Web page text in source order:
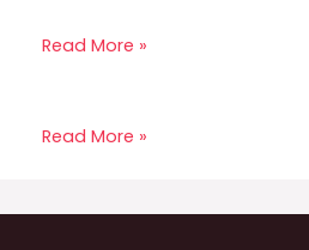
Read More »
Read More »